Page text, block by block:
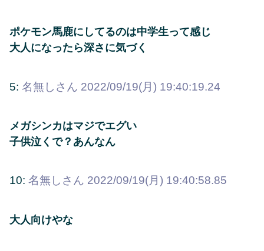
ポケモン馬鹿にしてるのは中学生って感じ
大人になったら深さに気づく
5: 名無しさん 2022/09/19(月) 19:40:19.24
メガシンカはマジでエグい
子供泣くで？あんなん
10: 名無しさん 2022/09/19(月) 19:40:58.85
大人向けやな